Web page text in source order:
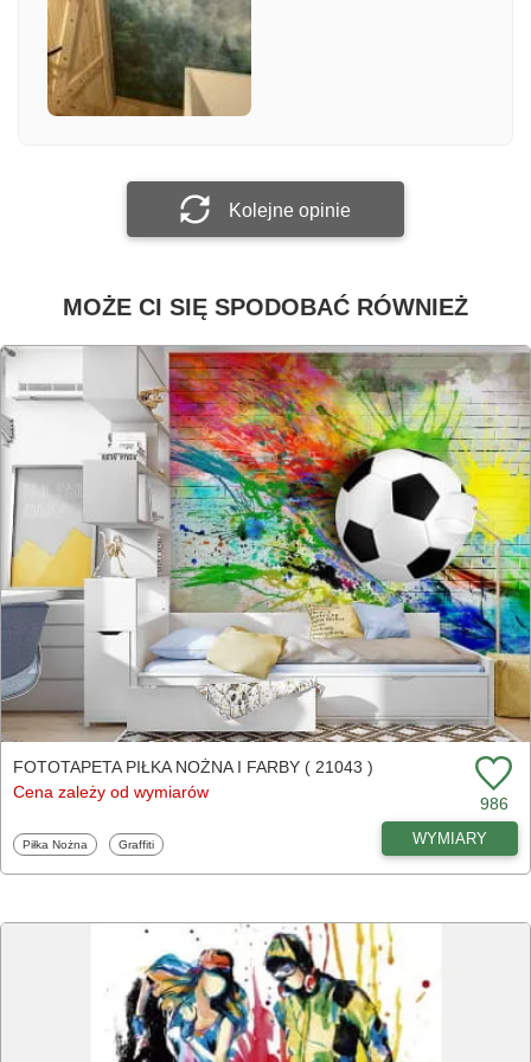
Załącz zdjęcie
Kolejne opinie
MOŻE CI SIĘ SPODOBAĆ RÓWNIEŻ
FOTOTAPETA PIŁKA NOŻNA I FARBY ( 21043 )
Cena zależy od wymiarów
986
Fototapety
Piłka Nożna Fototapety
Graffiti WYMIARY